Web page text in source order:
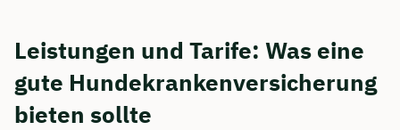
Leistungen und Tarife: Was eine
gute Hundekrankenversicherung
bieten sollte